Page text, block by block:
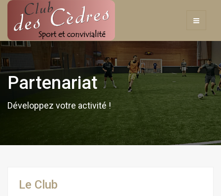
Partenariat
Développez votre activité !
Le Club